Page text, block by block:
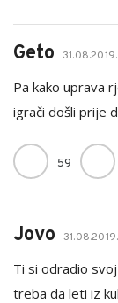
Geto
Pa kako uprava
igrači došli prije
59
Jovo
Ti si odradio
treba da leti iz